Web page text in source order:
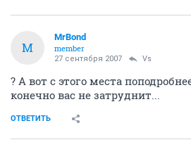
M
MrBond
member
27 сентября 2007 Vs
? А вот с этого места
конечно вас не затруднит...
ОТВЕТИТЬ